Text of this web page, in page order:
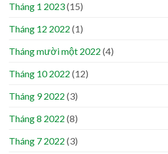
Tháng 1 2023(15)
Tháng 12 2022 (1)
Tháng mười một 2022 (4)
Tháng 10 2022 (12)
Tháng 9 2022 (3)
Tháng 8 2022 (8)
Tháng 7 2022 (3)